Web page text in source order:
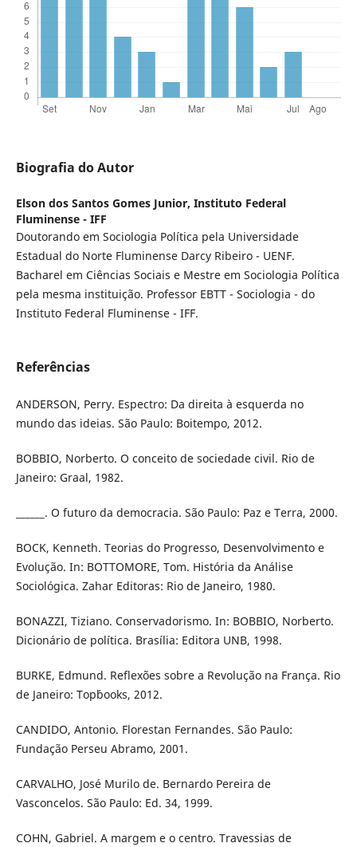
Biografia do Autor
Elson dos Santos Gomes Junior, Instituto Federal
Fluminense - IFF
Doutorando em Sociologia Política pela Universidade
Estadual do Norte Fluminense Darcy Ribeiro - UENF.
Bacharel em Ciências Sociais e Mestre em Sociologia Política
pela mesma instituição. Professor EBTT - Sociologia - do
Instituto Federal Fluminense - IFF.
Referências
ANDERSON, Perry. Espectro: Da direita à esquerda no
mundo das ideias. São Paulo: Boitempo, 2012.
BOBBIO, Norberto. O conceito de sociedade civil. Rio de
Janeiro: Graal, 1982.
______. O futuro da democracia. São Paulo: Paz e Terra, 2000.
BOCK, Kenneth. Teorias do Progresso, Desenvolvimento e
Evolução. In: BOTTOMORE, Tom. História da Análise
Sociológica. Zahar Editoras: Rio de Janeiro, 1980.
BONAZZI, Tiziano. Conservadorismo. In: BOBBIO, Norberto.
Dicionário de política. Brasília: Editora UNB, 1998.
BURKE, Edmund. Reflexões sobre a Revolução na França. Rio
de Janeiro: Top´books, 2012.
CANDIDO, Antonio. Florestan Fernandes. São Paulo:
Fundação Perseu Abramo, 2001.
CARVALHO, José Murilo de. Bernardo Pereira de
Vasconcelos. São Paulo: Ed. 34, 1999.
COHN, Gabriel. A margem e o centro. Travessias de